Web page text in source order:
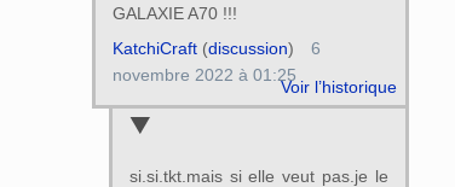
GALAXIE A70 !!!
Voir l’historique
KatchiCraft(discussion)
6
novembre 2022 à 01:25
si.si.tkt.mais si elle veut pas.je le